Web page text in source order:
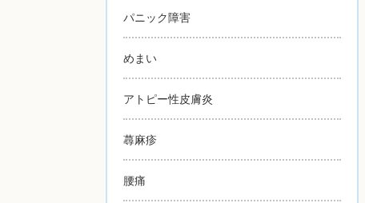
パニック障害
めまい
アトピー性皮膚炎
蕁麻疹
腰痛